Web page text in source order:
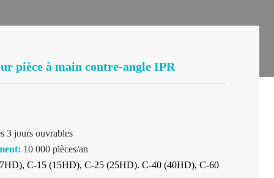
pièce à main contre-angle IPR
3 jours ouvrables
10 000 pièces/an
C-15 (15HD), C-25 (25HD). C-40 (40HD), C-60